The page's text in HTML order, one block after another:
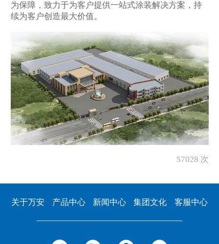
为保障，致力于为客户提供一站式涂装解决方案，持
续为客户创造最大价值。
57028 次
关于万安 产品中心 新闻中心 集团文化 客服中心